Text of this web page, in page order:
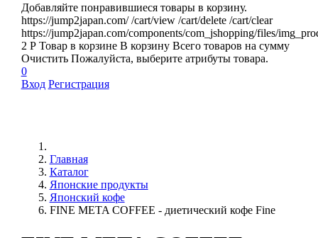
Добавляйте понравившиеся товары в корзину.
https://jump2japan.com/ /cart/view /cart/delete /cart/clear
https://jump2japan.com/components/com_jshopping/files/
2 Р Товар в корзине В корзину Всего товаров на сумму
Очистить Пожалуйста, выберите атрибуты товара.
0
Вход Регистрация
Главная
Каталог
Японские продукты
Японский кофе
FINE META COFFEE - диетический кофе Fine